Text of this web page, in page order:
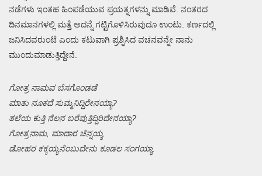
ನಡೆಗಳು ಇಂತಹ ಹಿಂಪಡೆಯುವ ಪ್ರಯತ್ನಗಳನ್ನು ಮಾಡಿವೆ. ನಂತರದ
ದಿನಮಾನಗಳಲ್ಲಿ ಮತ್ತೆ ಅದನ್ನೆ ಗಟ್ಟಿಗೊಳಿಸಿರುವುದೂ ಉಂಟು. ಕರ್ಣದಲ್ಲಿ
ಜನಿಸಿದವರುಂಟೆ ಎಂದು ಕಟುವಾಗಿ ಪ್ರಶ್ನಿಸಿದ ವಚನವನ್ನೇ ನಾನು
ಮುಂದುಮಾಡುತ್ತಿದ್ದೇನೆ.
ಗೋತ್ರ ನಾಮವ ಬೆಸಗೊಂಡಡೆ
ಮಾತು ನೂಕದೆ ಸುಮ್ಮನಿದ್ದಿರೇನಯ್ಯಾ?
ತಲೆಯ ಕುತ್ತಿ ನೆಲನ ಬರೆವುತ್ತಿದ್ದಿರಿದೇನಯ್ಯಾ?
ಗೋತ್ರನಾಮ, ಮಾದಾರ ಚೆನ್ನಯ್ಯ
ಡೋಹರ ಕಕ್ಕಯ್ಯನೆಂಬುದೇನು ಕೂಡಲ ಸಂಗಯ್ಯಾ.